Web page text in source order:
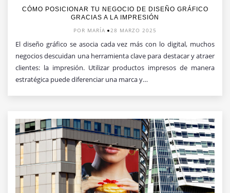
CÓMO POSICIONAR TU NEGOCIO DE DISEÑO GRÁFICO
GRACIAS A LA IMPRESIÓN
POR MARÍA
28 MARZO 2025
El diseño gráfico se asocia cada vez más con lo digital, muchos
negocios descuidan una herramienta clave para destacar y atraer
clientes: la impresión. Utilizar productos impresos de manera
estratégica puede diferenciar una marca y…